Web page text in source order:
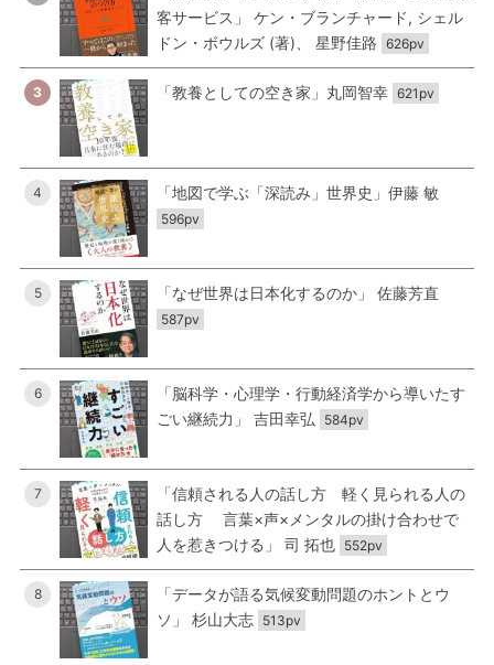
客サービス」 ケン・ブランチャード, シェル
ドン・ボウルズ (著)、 星野佳路 626pv
3 「教養としての空き家」丸岡智幸 621pv
4 「地図で学ぶ「深読み」世界史」伊藤 敏
596pv
5 「なぜ世界は日本化するのか」 佐藤芳直
587pv
6
「脳科学・心理学・行動経済学から導いたす
ごい継続力」 吉田幸弘
584pv
7
「信頼される人の話し方 軽く見られる人の
話し方 言葉×声×メンタルの掛け合わせで
人を惹きつける」 司 拓也 552pv
8
「データが語る気候変動問題のホントとウ
ソ」 杉山大志 513pv